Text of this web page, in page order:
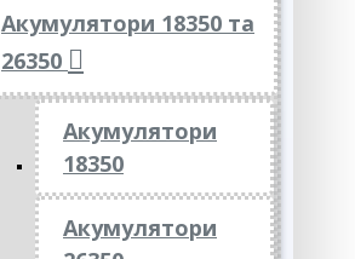
Акумулятори 18350 та
26350
Акумулятори
18350
Акумулятори